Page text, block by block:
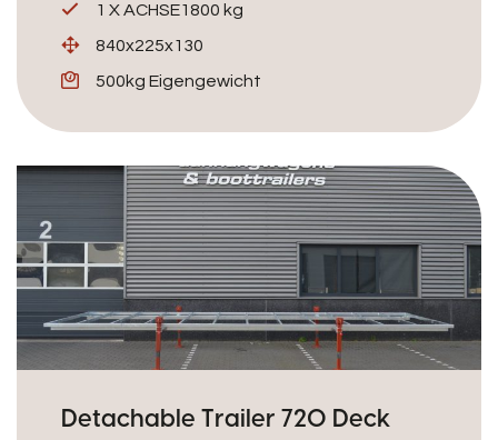
1 X ACHSE1800 kg
840x225x130
500kg Eigengewicht
Detachable Trailer 720 Deck